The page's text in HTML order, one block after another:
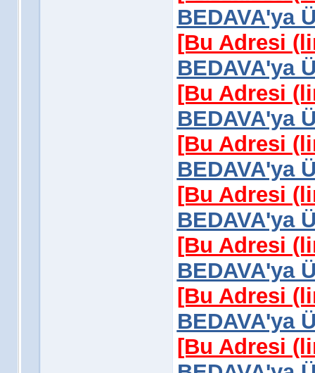
BEDAVA'ya
[Bu Adresi
BEDAVA'ya
[Bu Adresi
BEDAVA'ya
[Bu Adresi
BEDAVA'ya
[Bu Adresi
BEDAVA'ya
[Bu Adresi
BEDAVA'ya
[Bu Adresi
BEDAVA'ya
[Bu Adresi